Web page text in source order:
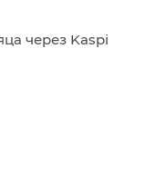
через Kaspi